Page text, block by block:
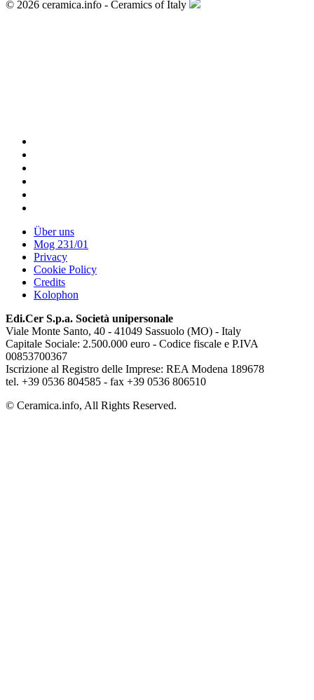
© 2026 ceramica.info - Ceramics of Italy
Über uns
Mog 231/01
Privacy
Cookie Policy
Credits
Kolophon
Edi.Cer S.p.a. Società unipersonale
Viale Monte Santo, 40 - 41049 Sassuolo (MO) - Italy
Capitale Sociale: 2.500.000 euro - Codice fiscale e P.IVA
00853700367
Iscrizione al Registro delle Imprese: REA Modena 189678
tel. +39 0536 804585 - fax +39 0536 806510
© Ceramica.info, All Rights Reserved.